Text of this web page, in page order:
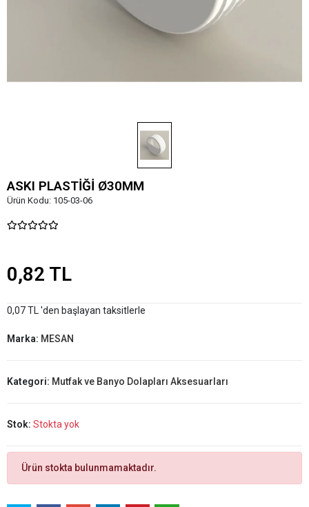
ASKI PLASTİĞİ Ø30MM
Ürün Kodu: 105-03-06
0,82 TL
0,07 TL 'den başlayan taksitlerle
Marka: MESAN
Kategori: Mutfak ve Banyo Dolapları Aksesuarları
Stok: Stokta yok
Ürün stokta bulunmamaktadır.